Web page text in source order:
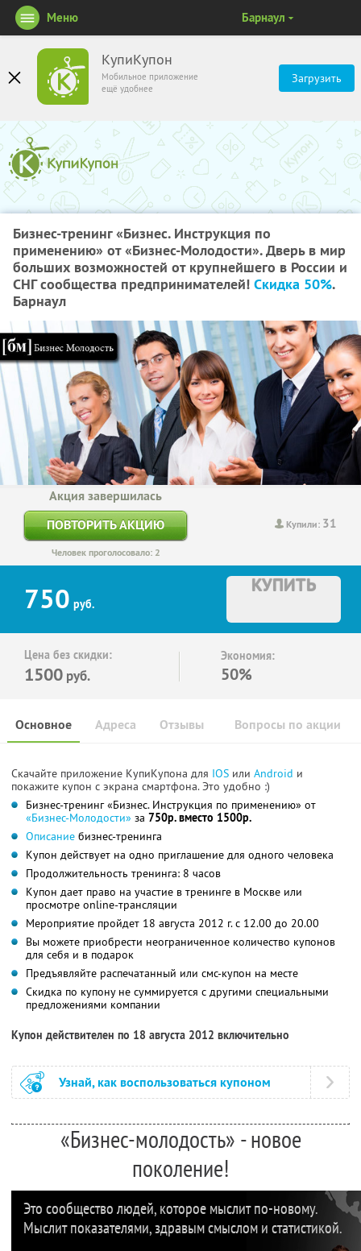
КупиКупон
Мобильное приложение
ещё удобнее
Загрузить
Меню Барнаул
Бизнес-тренинг «Бизнес. Инструкция по
применению» от «Бизнес-Молодости». Дверь в мир
больших возможностей от крупнейшего в России и
СНГ сообщества предпринимателей! Скидка 50%.
Барнаул
Купили: 31
Акция завершилась
ПОВТОРИТЬ АКЦИЮ
Человек проголосовало: 2
750 руб.
КУПИТЬ
Цена без скидки:
1500 руб.
Экономия:
50%
Основное Отзывы Вопросы по акции
Адреса
Скачайте приложение КупиКупона для IOS или Android и
покажите купон с экрана смартфона. Это удобно :)
Бизнес-тренинг «Бизнес. Инструкция по применению» от
«Бизнес-Молодости» за 750р. вместо 1500р.
Описание бизнес-тренинга
Купон действует на одно приглашение для одного человека
Продолжительность тренинга: 8 часов
Купон дает право на участие в тренинге в Москве или
просмотре online-трансляции
Мероприятие пройдет 18 августа 2012 г. с 12.00 до 20.00
Вы можете приобрести неограниченное количество купонов
для себя и в подарок
Предъявляйте распечатанный или смс-купон на месте
Скидка по купону не суммируется с другими специальными
предложениями компании
Купон действителен по 18 августа 2012 включительно
Узнай, как воспользоваться купоном
«Бизнес-молодость» - новое
поколение!
Это сообщество людей, которое мыслит по-новому.
Мыслит показателями, здравым смыслом и статистикой.